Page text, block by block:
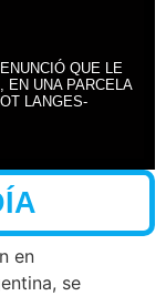
QUE LE
EN UNA PARCELA
LANGES-
en
se